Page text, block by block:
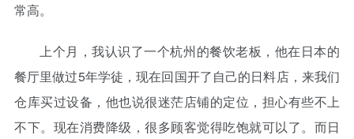
常高。
上个月，我认识了一个杭州的餐饮老板，他在日本的
餐厅里做过5年学徒，现在回国开了自己的日料店，来我们
仓库买过设备，他也说很迷茫店铺的定位，担心有些不上
不下。现在消费降级，很多顾客觉得吃饱就可以了。而日